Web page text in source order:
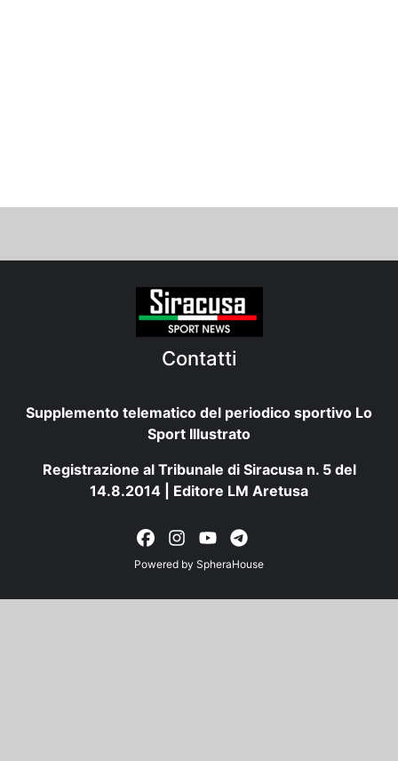
Contatti
Supplemento telematico del periodico sportivo Lo
Sport Illustrato
Registrazione al Tribunale di Siracusa n. 5 del
14.8.2014 | Editore LM Aretusa
Powered by SpheraHouse